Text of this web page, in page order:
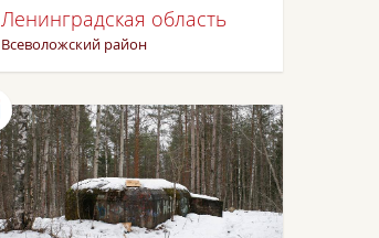
Ленинградская область
Всеволожский район